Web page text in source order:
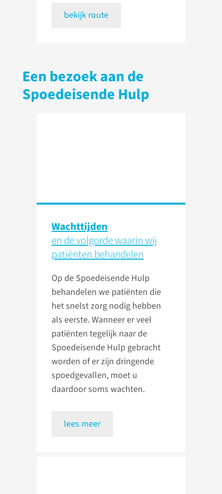
bekijk route
Een bezoek aan de
Spoedeisende Hulp
Wachttijden
en de volgorde waarin wij
patiënten behandelen
Op de Spoedeisende Hulp
behandelen we patiënten die
het snelst zorg nodig hebben
als eerste. Wanneer er veel
patiënten tegelijk naar de
Spoedeisende Hulp gebracht
worden of er zijn dringende
spoedgevallen, moet u
daardoor soms wachten.
lees meer